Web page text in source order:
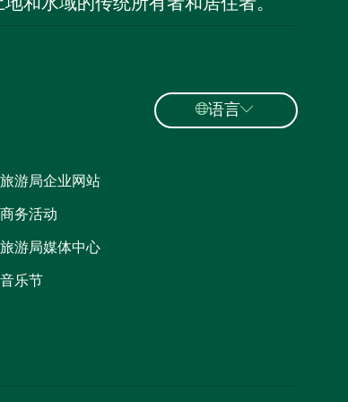
游局企业网站
务活动
游局媒体中心
乐节
语言